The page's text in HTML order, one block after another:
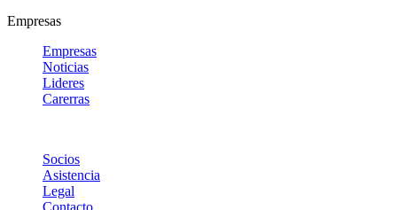
Empresas
Empresas
Noticias
Lideres
Carerras
Socios
Asistencia
Legal
Contacto